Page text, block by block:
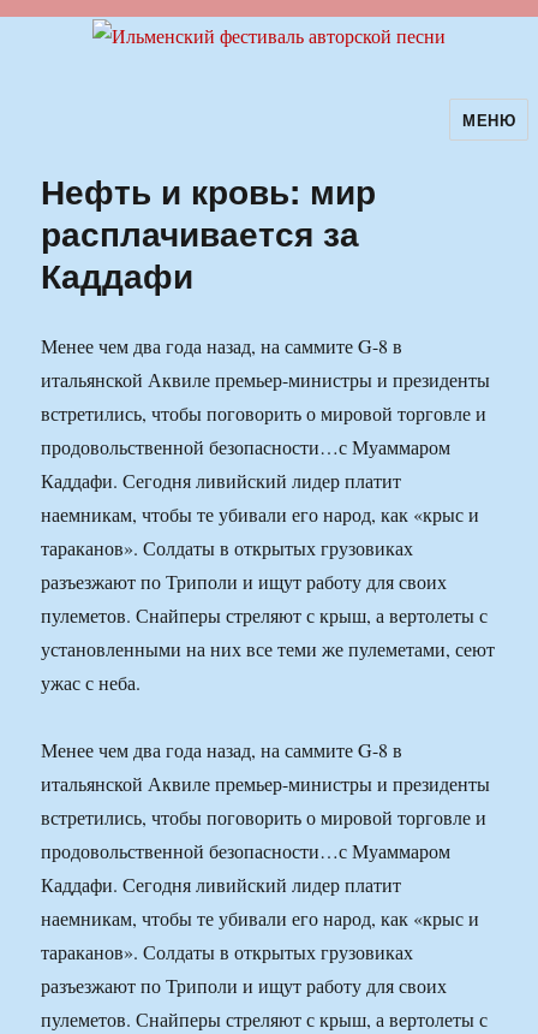
Ильменский фестиваль авторскойМЕНЮ
Нефть и кровь: мир
расплачивается за
Каддафи
Менее чем два года назад, на саммите G-8 в
итальянской Аквиле премьер-министры и президенты
встретились, чтобы поговорить о мировой торговле и
продовольственной безопасности…с Муаммаром
Каддафи. Сегодня ливийский лидер платит
наемникам, чтобы те убивали его народ, как «крыс и
тараканов». Солдаты в открытых грузовиках
разъезжают по Триполи и ищут работу для своих
пулеметов. Снайперы стреляют с крыш, а вертолеты с
установленными на них все теми же пулеметами, сеют
ужас с неба.
Менее чем два года назад, на саммите G-8 в
итальянской Аквиле премьер-министры и президенты
встретились, чтобы поговорить о мировой торговле и
продовольственной безопасности…с Муаммаром
Каддафи. Сегодня ливийский лидер платит
наемникам, чтобы те убивали его народ, как «крыс и
тараканов». Солдаты в открытых грузовиках
разъезжают по Триполи и ищут работу для своих
пулеметов. Снайперы стреляют с крыш, а вертолеты с